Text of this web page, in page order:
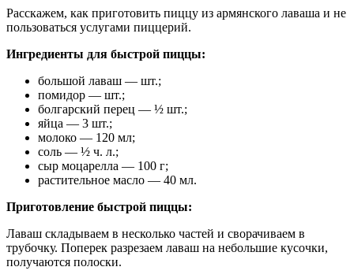
Расскажем, как приготовить пиццу из армянского лаваша и не
пользоваться услугами пиццерий.
Ингредиенты для быстрой пиццы:
большой лаваш — шт.;
помидор — шт.;
болгарский перец — ½ шт.;
яйца — 3 шт.;
молоко — 120 мл;
соль — ½ ч. л.;
сыр моцарелла — 100 г;
растительное масло — 40 мл.
Приготовление быстрой пиццы:
Лаваш складываем в несколько частей и сворачиваем в
трубочку. Поперек разрезаем лаваш на небольшие кусочки,
получаются полоски.